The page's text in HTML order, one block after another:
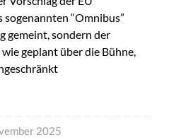
sogenannten “Omnibus”
gemeint, sondern der
geplant über die Bühne,
2025